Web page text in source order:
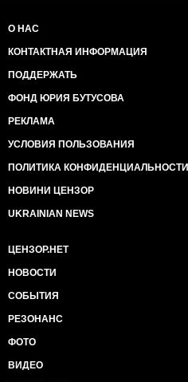
О НАС
КОНТАКТНАЯ ИНФОРМАЦИЯ
ПОДДЕРЖАТЬ
ФОНД ЮРИЯ БУТУСОВА
РЕКЛАМА
УСЛОВИЯ ПОЛЬЗОВАНИЯ
ПОЛИТИКА КОНФИДЕНЦИАЛЬНОСТИ
НОВИНИ ЦЕНЗОР
UKRAINIAN NEWS
ЦЕНЗОР.НЕТ
НОВОСТИ
СОБЫТИЯ
РЕЗОНАНС
ФОТО
ВИДЕО